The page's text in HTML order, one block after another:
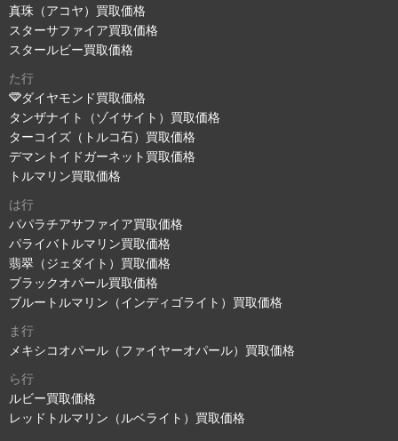
真珠（アコヤ）買取価格
スターサファイア買取価格
スタールビー買取価格
た行
ダイヤモンド買取価格
タンザナイト（ゾイサイト）買取価格
ターコイズ（トルコ石）買取価格
デマントイドガーネット買取価格
トルマリン買取価格
は行
パパラチアサファイア買取価格
パライバトルマリン買取価格
翡翠（ジェダイト）買取価格
ブラックオパール買取価格
ブルートルマリン（インディゴライト）買取価格
ま行
メキシコオパール（ファイヤーオパール）買取価格
ら行
ルビー買取価格
レッドトルマリン（ルベライト）買取価格